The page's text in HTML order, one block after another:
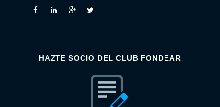
HAZTE SOCIO DEL CLUB FONDEAR